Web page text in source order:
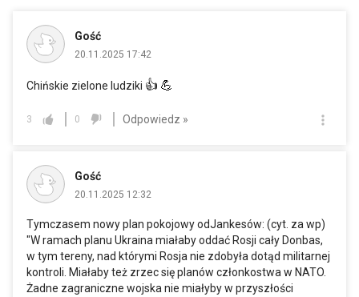
Gość
20.11.2025 17:42
Chińskie zielone ludziki 👍 💪
3 0 Odpowiedz »
Gość
20.11.2025 12:32
Tymczasem nowy plan pokojowy odJankesów: (cyt. za wp)
"W ramach planu Ukraina miałaby oddać Rosji cały Donbas,
w tym tereny, nad którymi Rosja nie zdobyła dotąd militarnej
kontroli. Miałaby też zrzec się planów członkostwa w NATO.
Żadne zagraniczne wojska nie miałyby w przyszłości